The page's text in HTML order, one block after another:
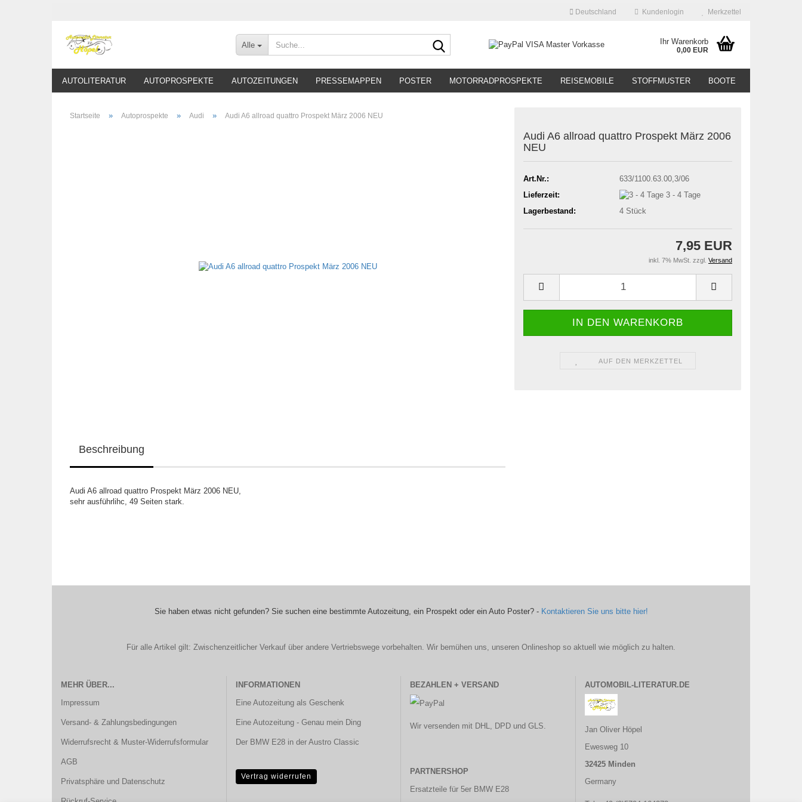
Deutschland Kundenlogin Merkzettel
Alle Ihr Warenkorb
0,00 EUR
AUTOLITERATUR AUTOPROSPEKTE AUTOZEITUNGEN PRESSEMAPPEN POSTER MOTORRADPROSPEKTE REISEMOBILE STOFFMUSTER BOOTE
Startseite » Autoprospekte » Audi » Audi A6 allroad quattro Prospekt März 2006 NEU
Audi A6 allroad quattro Prospekt März 2006
NEU
Art.Nr.:
633/1100.63.00,3/06
Lieferzeit:
3 - 4 Tage
Lagerbestand:
4 Stück
7,95 EUR
inkl. 7% MwSt. zzgl. Versand
AUF DEN MERKZETTEL
Beschreibung
Audi A6 allroad quattro Prospekt März 2006 NEU,
sehr ausführlihc, 49 Seiten stark.
Sie haben etwas nicht gefunden? Sie suchen eine bestimmte Autozeitung, ein Prospekt oder ein Auto Poster? - Kontaktieren Sie uns bitte hier!
Für alle Artikel gilt: Zwischenzeitlicher Verkauf über andere Vertriebswege vorbehalten. Wir bemühen uns, unseren Onlineshop so aktuell wie möglich zu halten.
MEHR ÜBER...
Impressum
Versand- & Zahlungsbedingungen
Widerrufsrecht & Muster-Widerrufsformular
AGB
Privatsphäre und Datenschutz
INFORMATIONEN
Eine Autozeitung als Geschenk
Eine Autozeitung - Genau mein Ding
Der BMW E28 in der Austro Classic
Vertrag widerrufen
BEZAHLEN + VERSAND
Wir versenden mit DHL, DPD und GLS.
PARTNERSHOP
Ersatzteile für 5er BMW E28
AUTOMOBIL-LITERATUR.DE
Jan Oliver Höpel
Ewesweg 10
32425 Minden
Germany